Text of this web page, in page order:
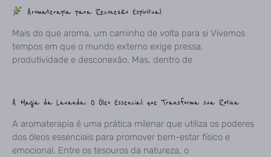
Aromaterapia para Reconexão Espiritual
Mais do que aroma, um caminho de volta para si Vivemos
tempos em que o mundo externo exige pressa,
produtividade e desconexão. Mas, dentro de
A Magia da Lavanda: O Óleo Essencial que Transforma sua Rotina
A aromaterapia é uma prática milenar que utiliza os poderes
dos óleos essenciais para promover bem-estar físico e
emocional. Entre os tesouros da natureza, o